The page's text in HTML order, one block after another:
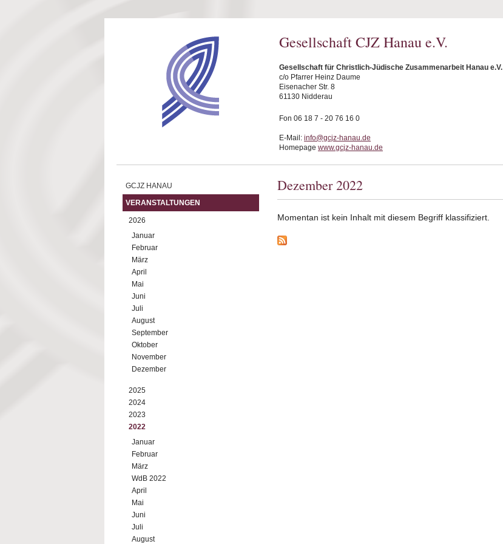
Gesellschaft CJZ Hanau e.V.
Gesellschaft für Christlich-Jüdische Zusammenarbeit Hanau e.V.
c/o Pfarrer Heinz Daume
Eisenacher Str. 8
61130 Nidderau
Fon 06 18 7 - 20 76 16 0
E-Mail: info@gcjz-hanau.de
Homepage www.gcjz-hanau.de
GCJZ HANAU
VERANSTALTUNGEN
2026
Januar
Februar
März
April
Mai
Juni
Juli
August
September
Oktober
November
Dezember
2025
2024
2023
2022
Januar
Februar
März
WdB 2022
April
Mai
Juni
Juli
August
Dezember 2022
Momentan ist kein Inhalt mit diesem Begriff klassifiziert.